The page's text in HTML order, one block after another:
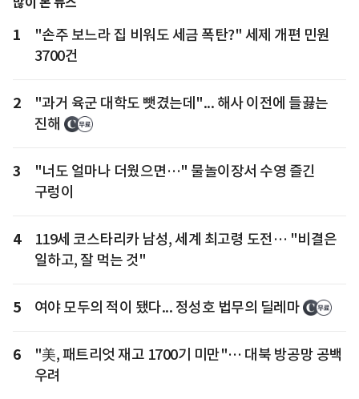
1
"손주 보느라 집 비워도 세금 폭탄?" 세제 개편 민원
3700건
2
"과거 육군 대학도 뺏겼는데"... 해사 이전에 들끓는
진해
3
"너도 얼마나 더웠으면…" 물놀이장서 수영 즐긴
구렁이
4
119세 코스타리카 남성, 세계 최고령 도전… "비결은
일하고, 잘 먹는 것"
5 여야 모두의 적이 됐다... 정성호 법무의 딜레마
6
"美, 패트리엇 재고 1700기 미만"… 대북 방공망 공백
우려